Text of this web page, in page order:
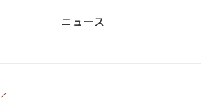
ニュース